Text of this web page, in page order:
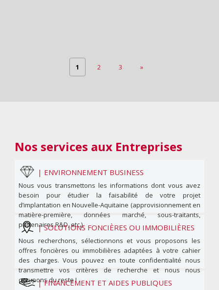
1 2 3 »
Nos services aux Entreprises
| ENVIRONNEMENT BUSINESS
Nous vous transmettons les informations dont vous avez
besoin pour étudier la faisabilité de votre projet
d’implantation en Nouvelle-Aquitaine (approvisionnement en
matière-première, données marché, sous-traitants,
partenaires R&D, etc.).
|SOLUTIONS FONCIÈRES OU IMMOBILIÈRES
Nous recherchons, sélectionnons et vous proposons les
offres foncières ou immobilières adaptées à votre cahier
des charges. Vous pouvez en toute confidentialité nous
transmettre vos critères de recherche et nous nous
occupons du reste !
|FINANCEMENT ET AIDES PUBLIQUES